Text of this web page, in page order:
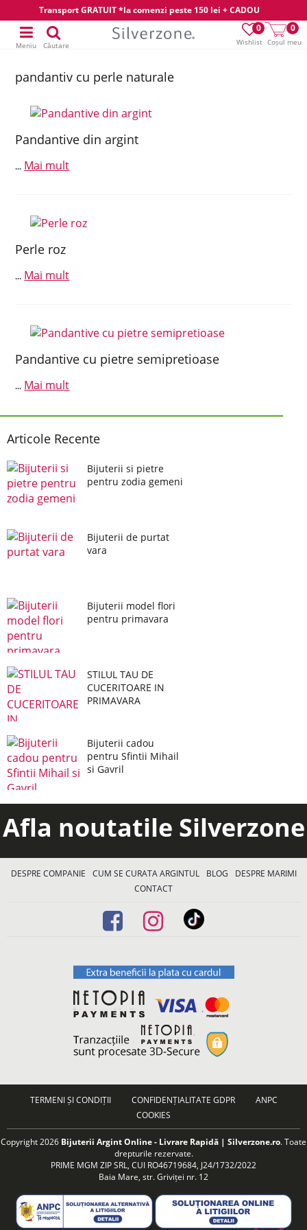
Transport GRATUIT *la comenzi peste 150 lei + CADOU
Wishlist
0
Coșul meu
0
Meniu Căutare
pandantiv cu perle naturale
Pandantive din argint
... Mai mult
Perle roz
... Mai mult
Pandantive cu pietre semipretioase
... Mai mult
Articole Recente
Bijuterii si pietre
pentru zodia gemeni
Bijuterii de purtat
vara
Bijuterii model flori
pentru primavara
STILUL TAU DE
CUCERITOARE IN
PRIMAVARA
Bijuterii cadou
pentru Sfintii Mihail
si Gavril
Afla noutatile Silverzone
DESPRE COMPANIE CUM SE CURATA ARGINTUL BLOG
DESPRE MARIMI
CONTACT
TERMENI ȘI CONDIȚII CONFIDENȚIALITATE GDPR
ANPC
COOKIES
Copyright 2026 Bijuterii Argint Online - Livrare Rapidă | Silverzone.ro. Toate
drepturile rezervate.
PRIME MGM ZIP SRL, CUI RO46719684, J24/1732/2022
Baia Mare, str. Griviței nr. 12